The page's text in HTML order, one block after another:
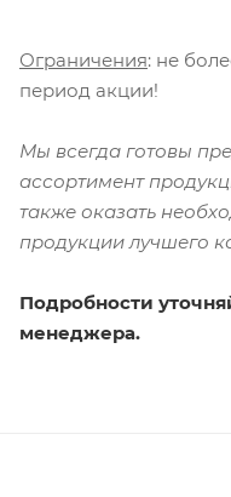
Ограничения: не
период акции!
Мы всегда готовы
ассортимент
также оказать
продукции лучшего
Подробности
менеджера.